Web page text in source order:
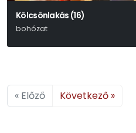
Kölcsönlakás (16)
bohózat
« Előző Következő »